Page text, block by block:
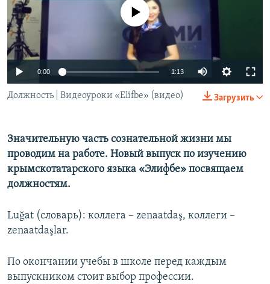
ПОБЕДИТЕЛЕЙ НЕ СУДЯТ?
КРЫМ.НЕПОКОРЕННЫЙ
ELIFBE
УКРАИНСКАЯ ПРОБЛЕМА КРЫМА
ПРИСОЕДИНЯЙТЕСЬ!
Все сайты RFE/RL
No media source currently available
0:00 1:13
Загрузить
Должность | Видеоуроки «Elifbe» (видео)
Значительную часть сознательной жизни мы
проводим на работе. Новый выпуск по изучению
крымскотатарского языка «Элифбе» посвящаем
должностям.
Luğat (словарь): коллега – zenaatdaş, коллеги –
zenaatdaşlar.
По окончании учебы в школе перед каждым
выпускником стоит выбор профессии.